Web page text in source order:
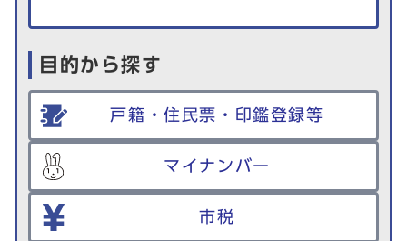
目的から探す
戸籍・住民票・印鑑登録等
マイナンバー
市税